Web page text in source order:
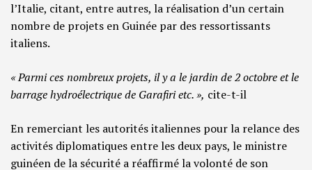
l’Italie, citant, entre autres, la réalisation d’un certain
nombre de projets en Guinée par des ressortissants
italiens.
« Parmi ces nombreux projets, il y a le jardin de 2 octobre et le
barrage hydroélectrique de Garafiri etc. », cite-t-il
En remerciant les autorités italiennes pour la relance des
activités diplomatiques entre les deux pays, le ministre
guinéen de la sécurité a réaffirmé la volonté de son